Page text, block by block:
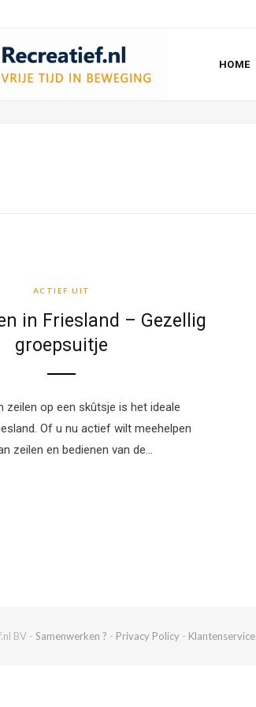
HOME
ACTIEF UIT
in Friesland – Gezellig
groepsuitje
zeilen op een skûtsje is het ideale
Of u nu actief wilt meehelpen
zeilen en bedienen van de…
BV - Samenwerken ? - Privacy Policy - Klantenservice